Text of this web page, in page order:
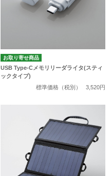
お取り寄せ商品
USB Type-Cメモリリーダライタ(スティ
ックタイプ)
標準価格（税別）
3,520円